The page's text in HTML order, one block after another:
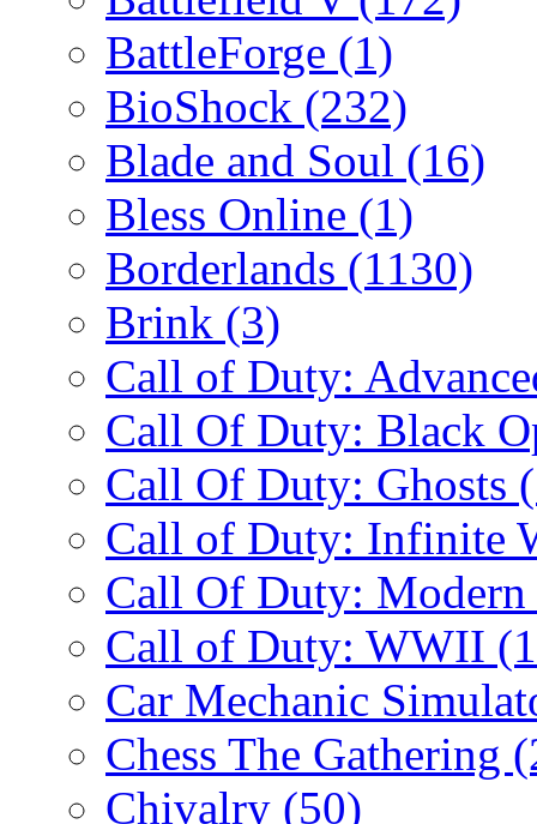
BattleForge (1)
BioShock (232)
Blade and Soul (16)
Bless Online (1)
Borderlands (1130)
Brink (3)
Call of Duty:
Call Of Duty: Black
Call Of Duty: Ghosts
Call of Duty: Infinite
Call Of Duty:
Call of Duty: WWII
Car Mechanic
Chess The Gathering
Chivalry (50)